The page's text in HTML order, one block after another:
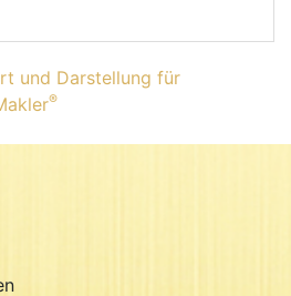
und Darstellung für
®